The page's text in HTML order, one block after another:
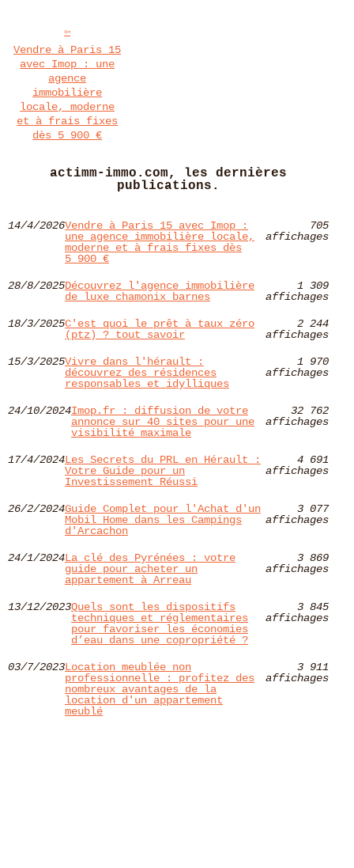
Vendre à Paris 15
avec Imop : une
agence
immobilière
locale, moderne
et à frais fixes
dès 5 900 €
actimm-immo.com, les dernières
publications.
14/4/2026Vendre à Paris 15 avec Imop :
une agence immobilière locale,
moderne et à frais fixes dès
5 900 €
705
affichages
28/8/2025Découvrez l'agence immobilière
de luxe chamonix barnes
1 309
affichages
18/3/2025C'est quoi le prêt à taux zéro
(ptz) ? tout savoir
2 244
affichages
15/3/2025Vivre dans l'hérault :
découvrez des résidences
responsables et idylliques
1 970
affichages
24/10/2024Imop.fr : diffusion de votre
annonce sur 40 sites pour une
visibilité maximale
32 762
affichages
17/4/2024Les Secrets du PRL en Hérault :
Votre Guide pour un
Investissement Réussi
4 691
affichages
26/2/2024Guide Complet pour l'Achat d'un
Mobil Home dans les Campings
d'Arcachon
3 077
affichages
24/1/2024La clé des Pyrénées : votre
guide pour acheter un
appartement à Arreau
3 869
affichages
13/12/2023Quels sont les dispositifs
techniques et réglementaires
pour favoriser les économies
d’eau dans une copropriété ?
3 845
affichages
03/7/2023Location meublée non
professionnelle : profitez des
nombreux avantages de la
location d'un appartement
meublé
3 911
affichages